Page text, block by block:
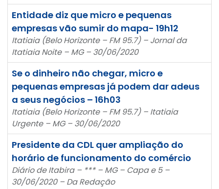
Entidade diz que micro e pequenas
empresas vão sumir do mapa- 19h12
Itatiaia (Belo Horizonte – FM 95.7) – Jornal da
Itatiaia Noite – MG – 30/06/2020
Se o dinheiro não chegar, micro e
pequenas empresas já podem dar adeus
a seus negócios – 16h03
Itatiaia (Belo Horizonte – FM 95.7) – Itatiaia
Urgente – MG – 30/06/2020
Presidente da CDL quer ampliação do
horário de funcionamento do comércio
Diário de Itabira – *** – MG – Capa e 5 –
30/06/2020 – Da Redação